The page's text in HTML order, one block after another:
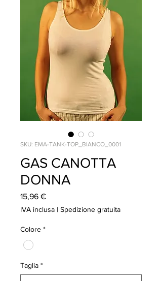
SKU: EMA-TANK-TOP_BIANCO_0001
GAS CANOTTA
DONNA
15,96 €Prezzo
IVA inclusa | Spedizione gratuita
Colore *
Taglia *